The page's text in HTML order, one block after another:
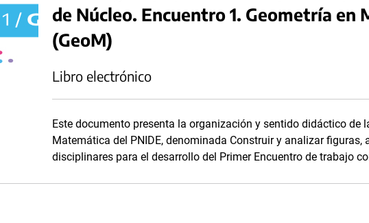
de Núcleo. Encuentro 1. Geometría en
(GeoM)
Libro electrónico
Este documento presenta la organización y sentido didáctico de
Matemática del PNIDE, denominada Construir y analizar figuras,
disciplinares para el desarrollo del Primer Encuentro de trabajo